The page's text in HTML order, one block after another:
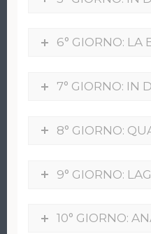
6° GIORNO: LA
7° GIORNO: IN
8° GIORNO:
9° GIORNO:
10° GIORNO: